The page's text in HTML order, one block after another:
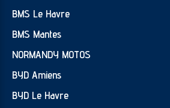
BMS Le Havre
BMS Mantes
NORMANDY MOTOS
BYD Amiens
BYD Le Havre